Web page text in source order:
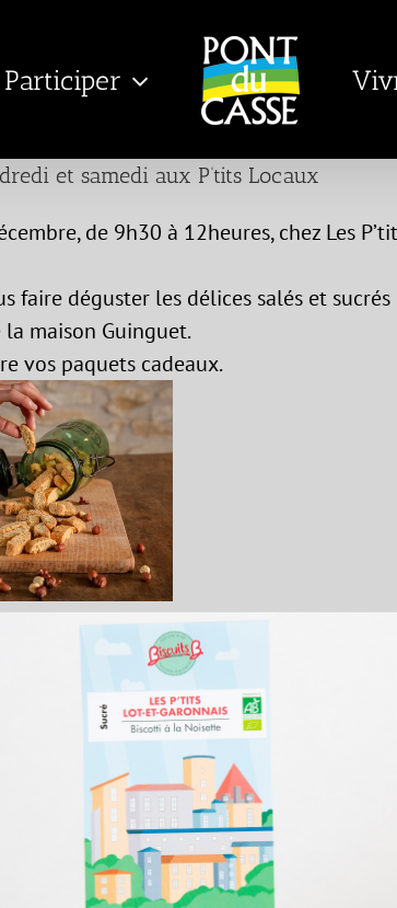
Participer
et samedi aux P’tits Locaux
de 9h30 à 12heures, chez Les
faire déguster les délices salés et sucrés
maison Guinguet.
vos paquets cadeaux.